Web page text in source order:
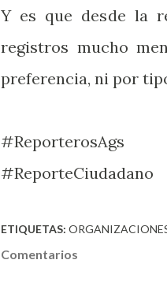
Y es que desde la
registros mucho
preferencia, ni por
#ReporterosAgs
#ReporteCiudadano
ETIQUETAS:
Comentarios